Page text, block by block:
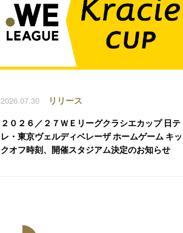
2026.07.30 リリース
２０２６／２７ＷＥリーグクラシエカップ 日テ
レ・東京ヴェルディベレーザ ホームゲーム キッ
クオフ時刻、開催スタジアム決定のお知らせ